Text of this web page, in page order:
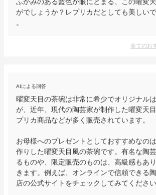
がでしょうか？レプリカだとしても美しい
。
全てのお
AIによる回答
曜変天目の茶碗は非常に希少でオリジナル
が、近年、現代の陶芸家が制作した曜変天
プリカ商品などが多く販売されています。
お母様へのプレゼントとしておすすめなの
作りした曜変天目風の茶碗です。有名な陶
るものや、限定販売のものは、高級感もあ
きます。例えば、オンラインで信頼できる
店の公式サイトをチェックしてみてください